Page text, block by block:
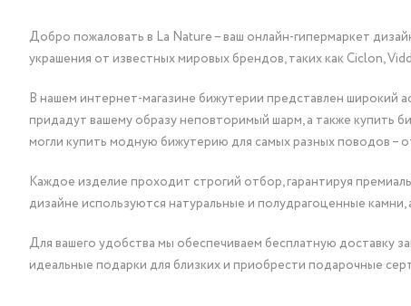
Добро пожаловать в La Nature – ваш онлайн-гипермаркет
украшения от известных мировых брендов, таких как Ciclon,
В нашем интернет-магазине бижутерии представлен широкий
придадут вашему образу неповторимый шарм, а также купить
могли купить модную бижутерию для самых разных поводов –
Каждое изделие проходит строгий отбор, гарантируя
дизайне используются натуральные и полудрагоценные
Для вашего удобства мы обеспечиваем бесплатную доставку
идеальные подарки для близких и приобрести подарочные